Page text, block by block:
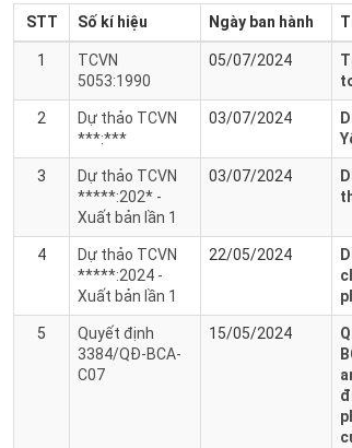
STT Số kí hiệu Ngày ban hành
1
TCVN
5053:1990
05/07/2024
2
Dự thảo TCVN
***:***
03/07/2024
3
Dự thảo TCVN
*****:202* -
Xuất bản lần 1
03/07/2024
4
Dự thảo TCVN
*****:2024 -
Xuất bản lần 1
22/05/2024
5
Quyết định
3384/QĐ-BCA-
C07
15/05/2024